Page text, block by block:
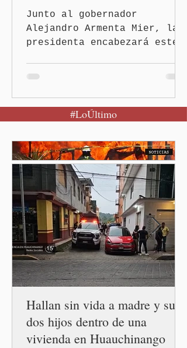
Reforestación
Junto al gobernador
Alejandro Armenta Mier, la
presidenta encabezará este
de México.-Puebla será el
punto de partida de la
Reforestación, una
estrategia del Gobierno de
México que reunirá de
manera simultánea a
autoridades, ejidos,
comunidades y ciudadanía de
las 32 entidades para
impulsar la restauración de
los ecosistemas forestales.
Durante la Mañanera del
Pueblo, a través de un
#LoÚltimo
Hallan sin vida a madre y sus
dos hijos dentro de una
vivienda en Huauchinango